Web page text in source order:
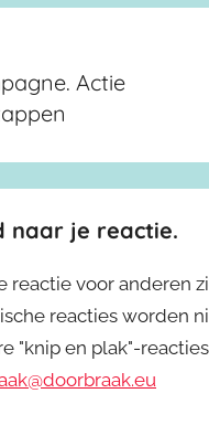
Actie
naar je reactie.
reactie voor anderen
reacties worden
"knip en plak"-